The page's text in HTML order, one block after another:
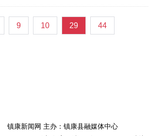
9 10 29 44
镇康新闻网 主办：镇康县融媒体中心